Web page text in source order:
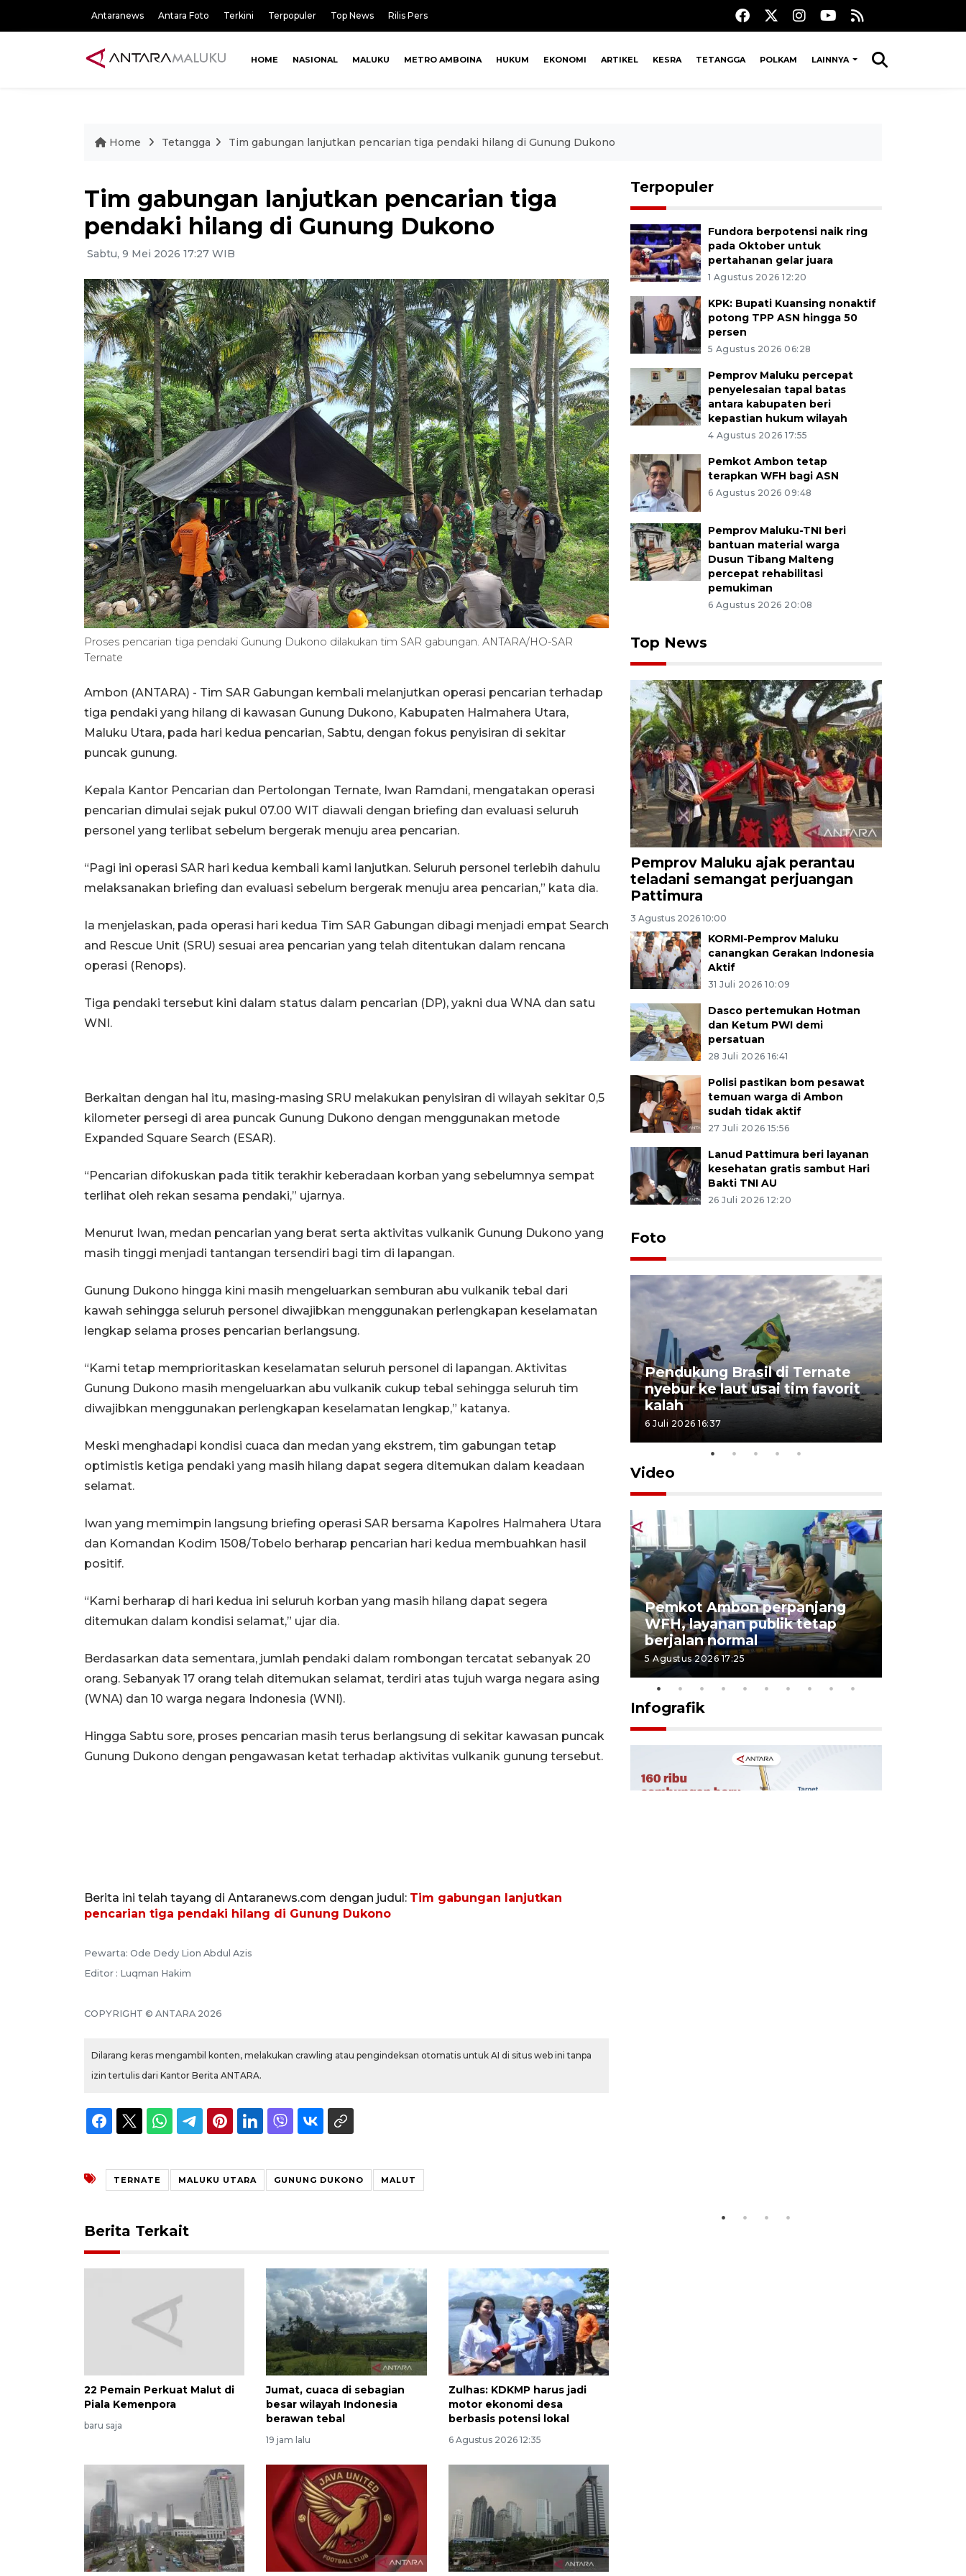
Antaranews Antara Foto Terkini Terpopuler Top News Rilis Pers
HOME NASIONAL MALUKU METRO AMBOINA HUKUM EKONOMI ARTIKEL KESRA TETANGGA POLKAM LAINNYA
Home Tetangga Tim gabungan lanjutkan pencarian tiga pendaki hilang di Gunung Dukono
Tim gabungan lanjutkan pencarian tiga
pendaki hilang di Gunung Dukono
Sabtu, 9 Mei 2026 17:27 WIB
Proses pencarian tiga pendaki Gunung Dukono dilakukan tim SAR gabungan. ANTARA/HO-SAR
Ternate
Ambon (ANTARA) - Tim SAR Gabungan kembali melanjutkan operasi pencarian terhadap
tiga pendaki yang hilang di kawasan Gunung Dukono, Kabupaten Halmahera Utara,
Maluku Utara, pada hari kedua pencarian, Sabtu, dengan fokus penyisiran di sekitar
puncak gunung.
Kepala Kantor Pencarian dan Pertolongan Ternate, Iwan Ramdani, mengatakan operasi
pencarian dimulai sejak pukul 07.00 WIT diawali dengan briefing dan evaluasi seluruh
personel yang terlibat sebelum bergerak menuju area pencarian.
“Pagi ini operasi SAR hari kedua kembali kami lanjutkan. Seluruh personel terlebih dahulu
melaksanakan briefing dan evaluasi sebelum bergerak menuju area pencarian,” kata dia.
Ia menjelaskan, pada operasi hari kedua Tim SAR Gabungan dibagi menjadi empat Search
and Rescue Unit (SRU) sesuai area pencarian yang telah ditentukan dalam rencana
operasi (Renops).
Tiga pendaki tersebut kini dalam status dalam pencarian (DP), yakni dua WNA dan satu
WNI.
Berkaitan dengan hal itu, masing-masing SRU melakukan penyisiran di wilayah sekitar 0,5
kilometer persegi di area puncak Gunung Dukono dengan menggunakan metode
Expanded Square Search (ESAR).
“Pencarian difokuskan pada titik terakhir keberadaan korban yang sebelumnya sempat
terlihat oleh rekan sesama pendaki,” ujarnya.
Menurut Iwan, medan pencarian yang berat serta aktivitas vulkanik Gunung Dukono yang
masih tinggi menjadi tantangan tersendiri bagi tim di lapangan.
Gunung Dukono hingga kini masih mengeluarkan semburan abu vulkanik tebal dari
kawah sehingga seluruh personel diwajibkan menggunakan perlengkapan keselamatan
lengkap selama proses pencarian berlangsung.
“Kami tetap memprioritaskan keselamatan seluruh personel di lapangan. Aktivitas
Gunung Dukono masih mengeluarkan abu vulkanik cukup tebal sehingga seluruh tim
diwajibkan menggunakan perlengkapan keselamatan lengkap,” katanya.
Meski menghadapi kondisi cuaca dan medan yang ekstrem, tim gabungan tetap
optimistis ketiga pendaki yang masih hilang dapat segera ditemukan dalam keadaan
selamat.
Iwan yang memimpin langsung briefing operasi SAR bersama Kapolres Halmahera Utara
dan Komandan Kodim 1508/Tobelo berharap pencarian hari kedua membuahkan hasil
positif.
“Kami berharap di hari kedua ini seluruh korban yang masih hilang dapat segera
ditemukan dalam kondisi selamat,” ujar dia.
Berdasarkan data sementara, jumlah pendaki dalam rombongan tercatat sebanyak 20
orang. Sebanyak 17 orang telah ditemukan selamat, terdiri atas tujuh warga negara asing
(WNA) dan 10 warga negara Indonesia (WNI).
Hingga Sabtu sore, proses pencarian masih terus berlangsung di sekitar kawasan puncak
Gunung Dukono dengan pengawasan ketat terhadap aktivitas vulkanik gunung tersebut.
Berita ini telah tayang di Antaranews.com dengan judul: Tim gabungan lanjutkan
pencarian tiga pendaki hilang di Gunung Dukono
Pewarta: Ode Dedy Lion Abdul Azis
Editor : Luqman Hakim
COPYRIGHT © ANTARA 2026
Dilarang keras mengambil konten, melakukan crawling atau pengindeksan otomatis untuk AI di situs web ini tanpa
izin tertulis dari Kantor Berita ANTARA.
TERNATE MALUKU UTARA GUNUNG DUKONO MALUT
Berita Terkait
22 Pemain Perkuat Malut di
Piala Kemenpora
baru saja
Jumat, cuaca di sebagian
besar wilayah Indonesia
berawan tebal
19 jam lalu
Zulhas: KDKMP harus jadi
motor ekonomi desa
berbasis potensi lokal
6 Agustus 2026 12:35
Terpopuler
Fundora berpotensi naik ring
pada Oktober untuk
pertahanan gelar juara
1 Agustus 2026 12:20
KPK: Bupati Kuansing nonaktif
potong TPP ASN hingga 50
persen
5 Agustus 2026 06:28
Pemprov Maluku percepat
penyelesaian tapal batas
antara kabupaten beri
kepastian hukum wilayah
4 Agustus 2026 17:55
Pemkot Ambon tetap
terapkan WFH bagi ASN
6 Agustus 2026 09:48
Pemprov Maluku-TNI beri
bantuan material warga
Dusun Tibang Malteng
percepat rehabilitasi
pemukiman
6 Agustus 2026 20:08
Top News
Pemprov Maluku ajak perantau
teladani semangat perjuangan
Pattimura
3 Agustus 2026 10:00
KORMI-Pemprov Maluku
canangkan Gerakan Indonesia
Aktif
31 Juli 2026 10:09
Dasco pertemukan Hotman
dan Ketum PWI demi
persatuan
28 Juli 2026 16:41
Polisi pastikan bom pesawat
temuan warga di Ambon
sudah tidak aktif
27 Juli 2026 15:56
Lanud Pattimura beri layanan
kesehatan gratis sambut Hari
Bakti TNI AU
26 Juli 2026 12:20
Foto
Unjuk rasa protes penataan
Pasar Higienis
Pendukung Brasil di Ternate
nyebur ke laut usai tim favorit
kalah
6 Juli 2026 16:37
Video
Ambon ajak semua pihak buka
23 Juli 2026 14:28
Pemkot Ambon perpanjang
WFH, layanan publik tetap
berjalan normal
5 Agustus 2026 17:25
Infografik
tumbuh 5,29 persen